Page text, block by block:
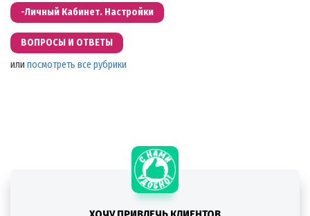
-Личный Кабинет. Настройки
ВОПРОСЫ И ОТВЕТЫ
или посмотреть все рубрики